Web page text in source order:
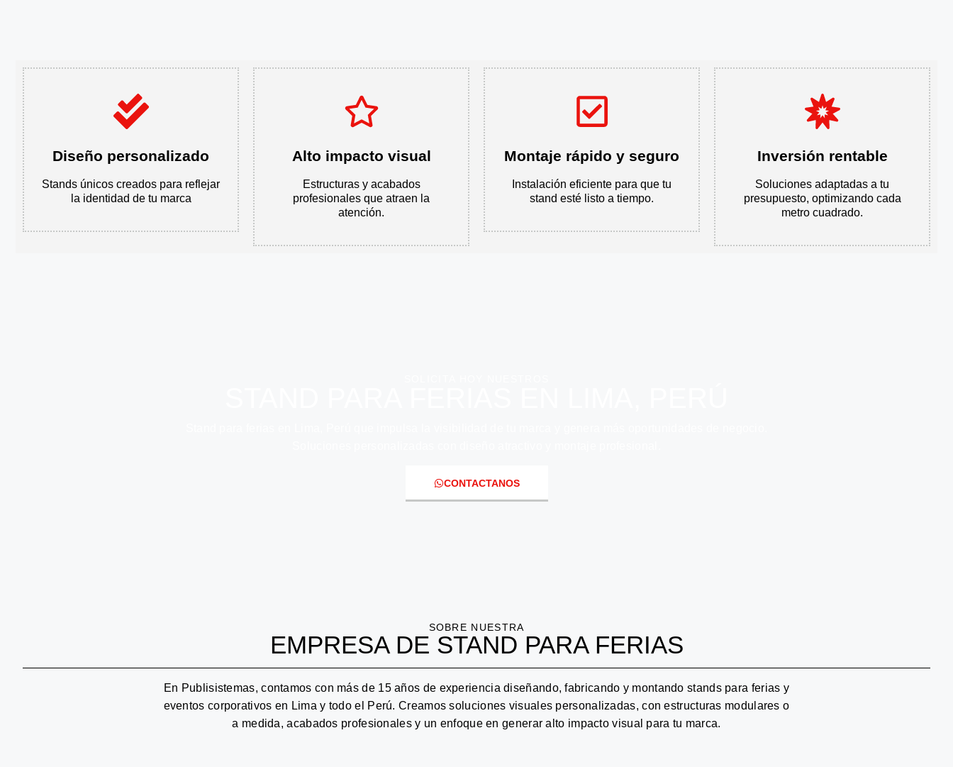
Diseño personalizado
Stands únicos creados para reflejar
la identidad de tu marca
Alto impacto visual
Estructuras y acabados
profesionales que atraen la
atención.
Montaje rápido y seguro
Instalación eficiente para que tu
stand esté listo a tiempo.
Inversión rentable
Soluciones adaptadas a tu
presupuesto, optimizando cada
metro cuadrado.
CONTACTANOS
SOBRE NUESTRA
EMPRESA DE STAND PARA FERIAS
En Publisistemas, contamos con más de 15 años de experiencia diseñando, fabricando y montando stands para ferias y
eventos corporativos en Lima y todo el Perú. Creamos soluciones visuales personalizadas, con estructuras modulares o
a medida, acabados profesionales y un enfoque en generar alto impacto visual para tu marca.